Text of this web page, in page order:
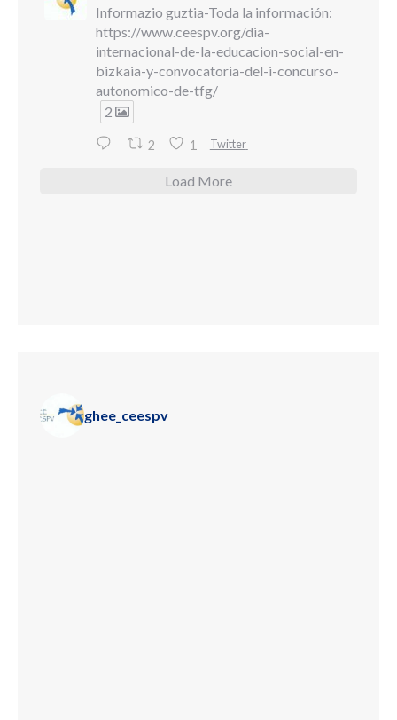
Informazio guztia-Toda la información:
https://www.ceespv.org/dia-
internacional-de-la-educacion-social-en-
bizkaia-y-convocatoria-del-i-concurso-
autonomico-de-tfg/
2
2 1 Twitter
Load More
ghee_ceespv